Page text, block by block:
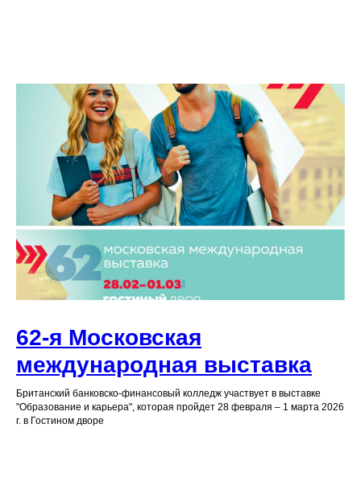
62-я Московская
международная выставка
Британский банковско-финансовый колледж участвует в выставке
"Образование и карьера", которая пройдет 28 февраля – 1 марта 2026
г. в Гостином дворе